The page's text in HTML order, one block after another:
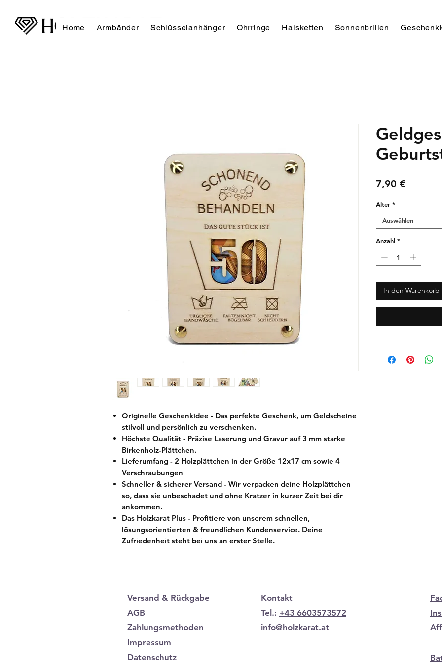
Home Armbänder Schlüsselanhänger Ohrringe Halsketten Sonnenbrillen
Originelle Geschenkidee - Das perfekte Geschenk, um Geldscheine
stilvoll und persönlich zu verschenken.
Höchste Qualität - Präzise Laserung und Gravur auf 3 mm starke
Birkenholz-Plättchen.
Lieferumfang - 2 Holzplättchen in der Größe 12x17 cm sowie 4
Verschraubungen
Schneller & sicherer Versand - Wir verpacken deine Holzplättchen
so, dass sie unbeschadet und ohne Kratzer in kurzer Zeit bei dir
ankommen.
Das Holzkarat Plus - Profitiere von unserem schnellen,
lösungsorientierten & freundlichen Kundenservice. Deine
Zufriedenheit steht bei uns an erster Stelle.
7,90 €Preis
Alter *
Auswählen
Anzahl *
In den Warenkorb
Versand & Rückgabe
AGB
Zahlungsmethoden
Impressum
Datenschutz
Kontakt
Tel.: +43 6603573572
info@holzkarat.at